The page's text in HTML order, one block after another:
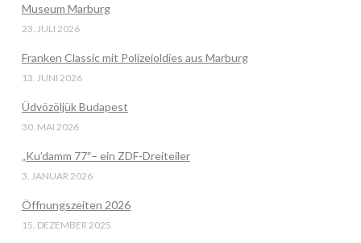
Museum Marburg
23. JULI 2026
Franken Classic mit Polizeioldies aus Marburg
13. JUNI 2026
Üdvözöljük Budapest
30. MAI 2026
„Ku’damm 77″– ein ZDF-Dreiteiler
3. JANUAR 2026
Öffnungszeiten 2026
15. DEZEMBER 2025